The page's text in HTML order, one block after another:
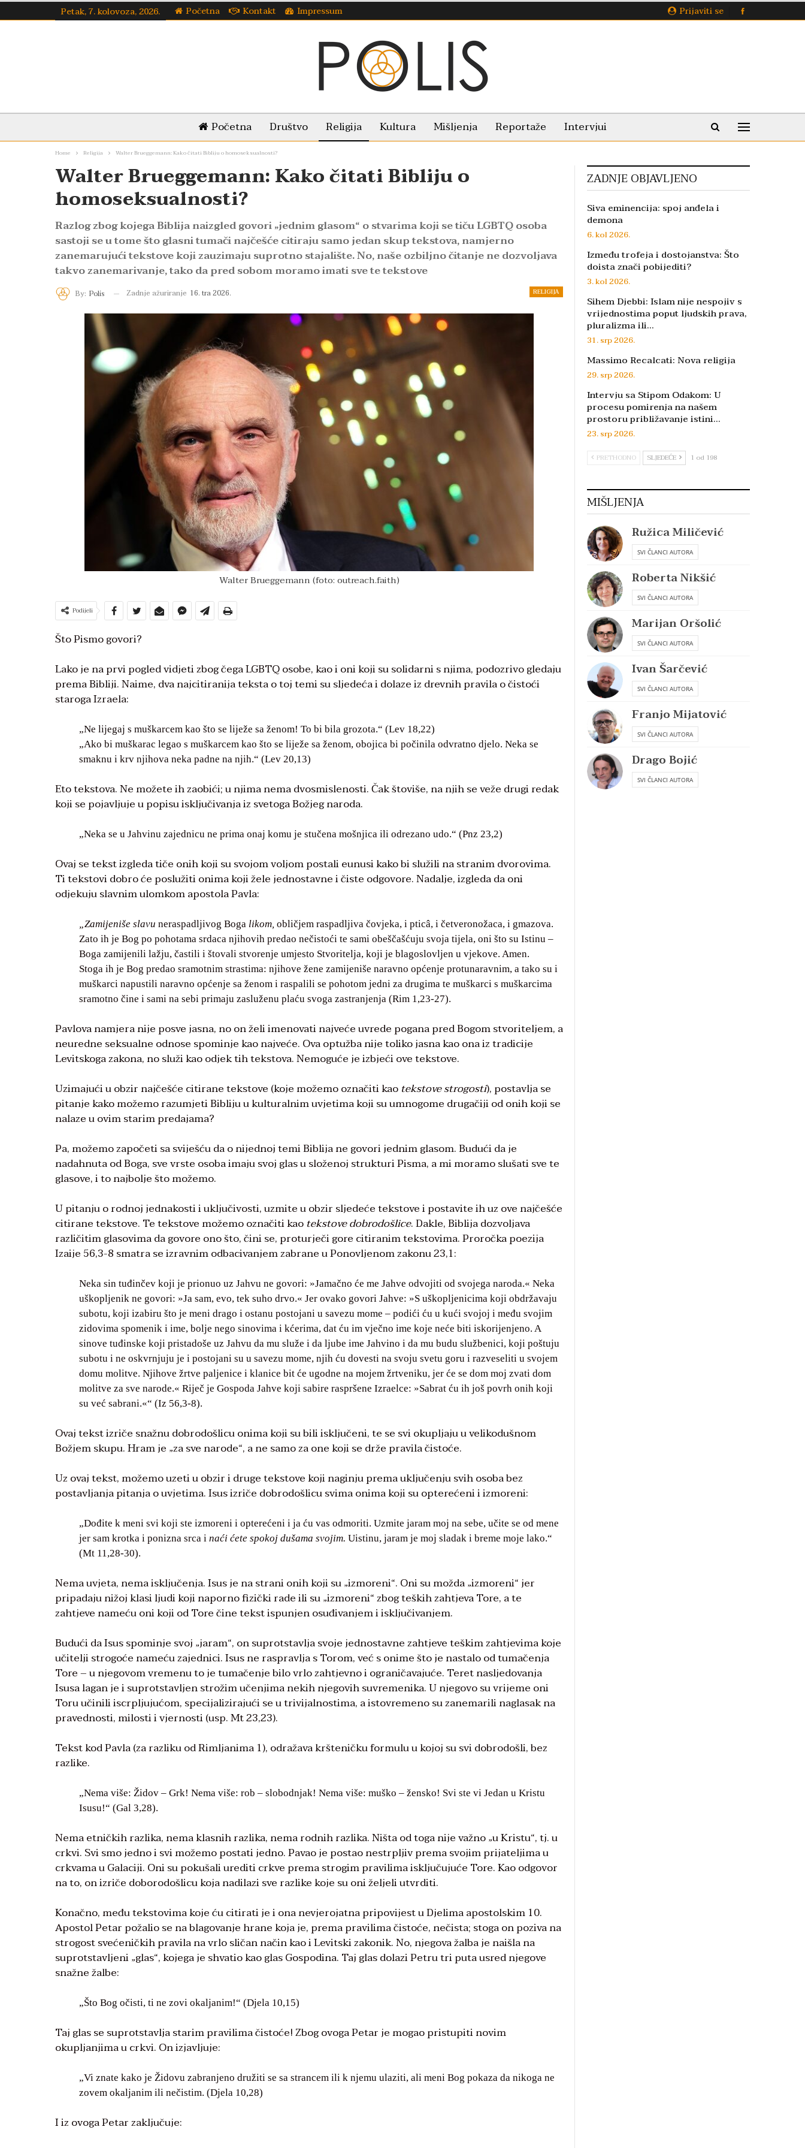
Prijaviti se
Petak, 7. kolovoza, 2026. Početna Kontakt Impressum
Početna Društvo Religija Kultura Mišljenja Reportaže Intervjui
Home Religija Walter Brueggemann: Kako čitati Bibliju o homoseksualnosti?
Walter Brueggemann: Kako čitati Bibliju o
homoseksualnosti?
Razlog zbog kojega Biblija naizgled govori „jednim glasom“ o stvarima koji se tiču LGBTQ osoba
sastoji se u tome što glasni tumači najčešće citiraju samo jedan skup tekstova, namjerno
zanemarujući tekstove koji zauzimaju suprotno stajalište. No, naše ozbiljno čitanje ne dozvoljava
takvo zanemarivanje, tako da pred sobom moramo imati sve te tekstove
RELIGIJA
By: Polis Zadnje ažuriranje 16. tra 2026.
Walter Brueggemann (foto: outreach.faith)
Podijeli
Što Pismo govori?
Lako je na prvi pogled vidjeti zbog čega LGBTQ osobe, kao i oni koji su solidarni s njima, podozrivo gledaju
prema Bibliji. Naime, dva najcitiranija teksta o toj temi su sljedeća i dolaze iz drevnih pravila o čistoći
staroga Izraela:
„Ne lijegaj s muškarcem kao što se liježe sa ženom! To bi bila grozota.“ (Lev 18,22)
„Ako bi muškarac legao s muškarcem kao što se liježe sa ženom, obojica bi počinila odvratno djelo. Neka se
smaknu i krv njihova neka padne na njih.“ (Lev 20,13)
Eto tekstova. Ne možete ih zaobići; u njima nema dvosmislenosti. Čak štoviše, na njih se veže drugi redak
koji se pojavljuje u popisu isključivanja iz svetoga Božjeg naroda.
„Neka se u Jahvinu zajednicu ne prima onaj komu je stučena mošnjica ili odrezano udo.“ (Pnz 23,2)
Ovaj se tekst izgleda tiče onih koji su svojom voljom postali eunusi kako bi služili na stranim dvorovima.
Ti tekstovi dobro će poslužiti onima koji žele jednostavne i čiste odgovore. Nadalje, izgleda da oni
odjekuju slavnim ulomkom apostola Pavla:
„Zamijeniše slavu neraspadljivog Boga likom, obličjem raspadljiva čovjeka, i pticâ, i četveronožaca, i gmazova.
Zato ih je Bog po pohotama srdaca njihovih predao nečistoći te sami obeščašćuju svoja tijela, oni što su Istinu –
Boga zamijenili lažju, častili i štovali stvorenje umjesto Stvoritelja, koji je blagoslovljen u vjekove. Amen.
Stoga ih je Bog predao sramotnim strastima: njihove žene zamijeniše naravno općenje protunaravnim, a tako su i
muškarci napustili naravno općenje sa ženom i raspalili se pohotom jedni za drugima te muškarci s muškarcima
sramotno čine i sami na sebi primaju zasluženu plaću svoga zastranjenja (Rim 1,23-27).
Pavlova namjera nije posve jasna, no on želi imenovati najveće uvrede pogana pred Bogom stvoriteljem, a
neuredne seksualne odnose spominje kao najveće. Ova optužba nije toliko jasna kao ona iz tradicije
Levitskoga zakona, no služi kao odjek tih tekstova. Nemoguće je izbjeći ove tekstove.
Uzimajući u obzir najčešće citirane tekstove (koje možemo označiti kao tekstove strogosti), postavlja se
pitanje kako možemo razumjeti Bibliju u kulturalnim uvjetima koji su umnogome drugačiji od onih koji se
nalaze u ovim starim predajama?
Pa, možemo započeti sa sviješću da o nijednoj temi Biblija ne govori jednim glasom. Budući da je
nadahnuta od Boga, sve vrste osoba imaju svoj glas u složenoj strukturi Pisma, a mi moramo slušati sve te
glasove, i to najbolje što možemo.
U pitanju o rodnoj jednakosti i uključivosti, uzmite u obzir sljedeće tekstove i postavite ih uz ove najčešće
citirane tekstove. Te tekstove možemo označiti kao tekstove dobrodošlice. Dakle, Biblija dozvoljava
različitim glasovima da govore ono što, čini se, proturječi gore citiranim tekstovima. Proročka poezija
Izaije 56,3-8 smatra se izravnim odbacivanjem zabrane u Ponovljenom zakonu 23,1:
Neka sin tuđinčev koji je prionuo uz Jahvu ne govori: »Jamačno će me Jahve odvojiti od svojega naroda.« Neka
uškopljenik ne govori: »Ja sam, evo, tek suho drvo.« Jer ovako govori Jahve: »S uškopljenicima koji obdržavaju
subotu, koji izabiru što je meni drago i ostanu postojani u savezu mome – podići ću u kući svojoj i među svojim
zidovima spomenik i ime, bolje nego sinovima i kćerima, dat ću im vječno ime koje neće biti iskorijenjeno. A
sinove tuđinske koji pristadoše uz Jahvu da mu služe i da ljube ime Jahvino i da mu budu službenici, koji poštuju
subotu i ne oskvrnjuju je i postojani su u savezu mome, njih ću dovesti na svoju svetu goru i razveseliti u svojem
domu molitve. Njihove žrtve paljenice i klanice bit će ugodne na mojem žrtveniku, jer će se dom moj zvati dom
molitve za sve narode.« Riječ je Gospoda Jahve koji sabire raspršene Izraelce: »Sabrat ću ih još povrh onih koji
su već sabrani.«“ (Iz 56,3-8).
Ovaj tekst izriče snažnu dobrodošlicu onima koji su bili isključeni, te se svi okupljaju u velikodušnom
Božjem skupu. Hram je „za sve narode“, a ne samo za one koji se drže pravila čistoće.
Uz ovaj tekst, možemo uzeti u obzir i druge tekstove koji naginju prema uključenju svih osoba bez
postavljanja pitanja o uvjetima. Isus izriče dobrodošlicu svima onima koji su opterećeni i izmoreni:
„Dođite k meni svi koji ste izmoreni i opterećeni i ja ću vas odmoriti. Uzmite jaram moj na sebe, učite se od mene
jer sam krotka i ponizna srca i naći ćete spokoj dušama svojim. Uistinu, jaram je moj sladak i breme moje lako.“
(Mt 11,28-30).
Nema uvjeta, nema isključenja. Isus je na strani onih koji su „izmoreni“. Oni su možda „izmoreni“ jer
pripadaju nižoj klasi ljudi koji naporno fizički rade ili su „izmoreni“ zbog teških zahtjeva Tore, a te
zahtjeve nameću oni koji od Tore čine tekst ispunjen osuđivanjem i isključivanjem.
Budući da Isus spominje svoj „jaram“, on suprotstavlja svoje jednostavne zahtjeve teškim zahtjevima koje
učitelji strogoće nameću zajednici. Isus ne raspravlja s Torom, već s onime što je nastalo od tumačenja
Tore – u njegovom vremenu to je tumačenje bilo vrlo zahtjevno i ograničavajuće. Teret nasljedovanja
Isusa lagan je i suprotstavljen strožim učenjima nekih njegovih suvremenika. U njegovo su vrijeme oni
Toru učinili iscrpljujućom, specijalizirajući se u trivijalnostima, a istovremeno su zanemarili naglasak na
pravednosti, milosti i vjernosti (usp. Mt 23,23).
Tekst kod Pavla (za razliku od Rimljanima 1), odražava kršteničku formulu u kojoj su svi dobrodošli, bez
razlike.
„Nema više: Židov – Grk! Nema više: rob – slobodnjak! Nema više: muško – žensko! Svi ste vi Jedan u Kristu
Isusu!“ (Gal 3,28).
Nema etničkih razlika, nema klasnih razlika, nema rodnih razlika. Ništa od toga nije važno „u Kristu“, tj. u
crkvi. Svi smo jedno i svi možemo postati jedno. Pavao je postao nestrpljiv prema svojim prijateljima u
crkvama u Galaciji. Oni su pokušali urediti crkve prema strogim pravilima isključujuće Tore. Kao odgovor
na to, on izriče doborodošlicu koja nadilazi sve razlike koje su oni željeli utvrditi.
Konačno, među tekstovima koje ću citirati je i ona nevjerojatna pripovijest u Djelima apostolskim 10.
Apostol Petar požalio se na blagovanje hrane koja je, prema pravilima čistoće, nečista; stoga on poziva na
strogost svećeničkih pravila na vrlo sličan način kao i Levitski zakonik. No, njegova žalba je naišla na
suprotstavljeni „glas“, kojega je shvatio kao glas Gospodina. Taj glas dolazi Petru tri puta usred njegove
snažne žalbe:
„Što Bog očisti, ti ne zovi okaljanim!“ (Djela 10,15)
Taj glas se suprotstavlja starim pravilima čistoće! Zbog ovoga Petar je mogao pristupiti novim
okupljanjima u crkvi. On izjavljuje:
„Vi znate kako je Židovu zabranjeno družiti se sa strancem ili k njemu ulaziti, ali meni Bog pokaza da nikoga ne
zovem okaljanim ili nečistim. (Djela 10,28)
I iz ovoga Petar zaključuje:
ZADNJE OBJAVLJENO
Siva eminencija: spoj anđela i
demona
6. kol 2026.
Između trofeja i dostojanstva: Što
doista znači pobijediti?
3. kol 2026.
Sihem Djebbi: Islam nije nespojiv s
vrijednostima poput ljudskih prava,
pluralizma ili…
31. srp 2026.
Massimo Recalcati: Nova religija
29. srp 2026.
Intervju sa Stipom Odakom: U
procesu pomirenja na našem
prostoru približavanje istini…
23. srp 2026.
PRETHODNO SLJEDEĆE 1 od 198
MIŠLJENJA
Ružica Miličević
SVI ČLANCI AUTORA
Roberta Nikšić
SVI ČLANCI AUTORA
Marijan Oršolić
SVI ČLANCI AUTORA
Ivan Šarčević
SVI ČLANCI AUTORA
Franjo Mijatović
SVI ČLANCI AUTORA
Drago Bojić
SVI ČLANCI AUTORA